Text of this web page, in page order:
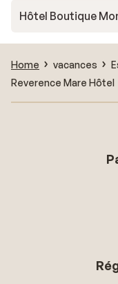
Hôtel Boutique
Home vacances
Reverence Mare Hôtel